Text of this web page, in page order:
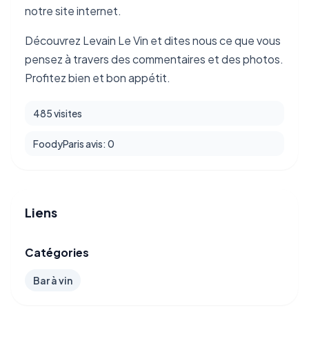
notre site internet.
Découvrez Levain Le Vin et dites nous ce que vous
pensez à travers des commentaires et des photos.
Profitez bien et bon appétit.
485 visites
FoodyParis avis: 0
Liens
Catégories
Bar à vin